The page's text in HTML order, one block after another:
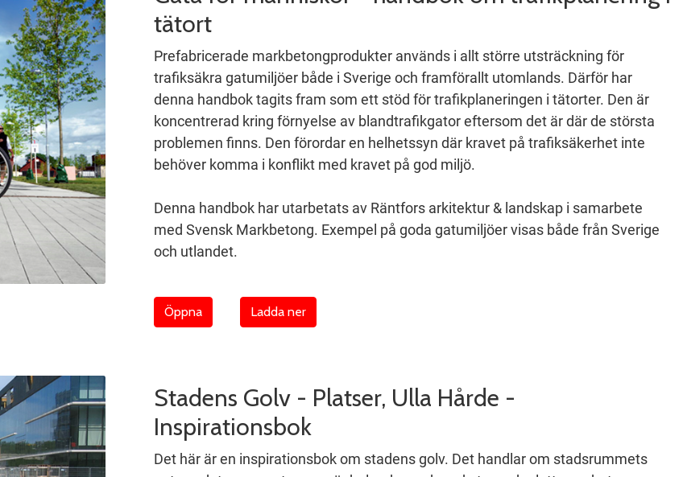
tätort
Prefabricerade markbetongprodukter används i allt större utsträckning för
trafiksäkra gatumiljöer både i Sverige och framförallt utomlands. Därför har
denna handbok tagits fram som ett stöd för trafikplaneringen i tätorter. Den är
koncentrerad kring förnyelse av blandtrafikgator eftersom det är där de största
problemen finns. Den förordar en helhetssyn där kravet på trafiksäkerhet inte
behöver komma i konflikt med kravet på god miljö.
Denna handbok har utarbetats av Räntfors arkitektur & landskap i samarbete
med Svensk Markbetong. Exempel på goda gatumiljöer visas både från Sverige
och utlandet.
Öppna Ladda ner
Stadens Golv - Platser, Ulla Hårde -
Inspirationsbok
Det här är en inspirationsbok om stadens golv. Det handlar om stadsrummets